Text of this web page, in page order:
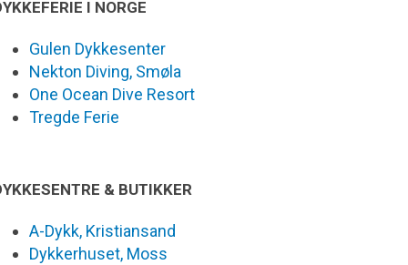
I NORGE
Gulen Dykkesenter
Nekton Diving, Smøla
One Ocean Dive Resort
Tregde Ferie
& BUTIKKER
A-Dykk, Kristiansand
Dykkerhuset, Moss